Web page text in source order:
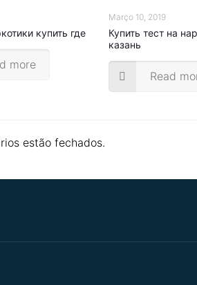
купить где
more
Março 10, 2019
Купить тест на
казань
Read
estão fechados.